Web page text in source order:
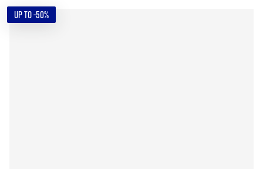
UP TO -50%